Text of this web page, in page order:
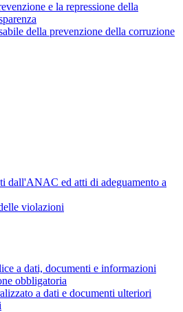
e la repressione della
della prevenzione della corruzione
dall'ANAC ed atti di adeguamento a
violazioni
a dati, documenti e informazioni
obbligatoria
a dati e documenti ulteriori